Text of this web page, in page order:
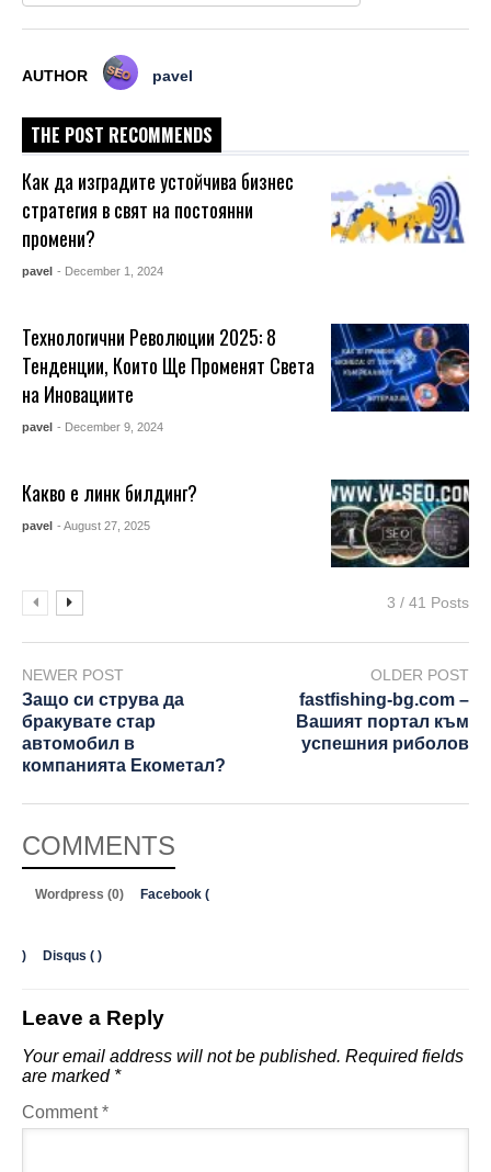
AUTHOR pavel
THE POST RECOMMENDS
Как да изградите устойчива бизнес
стратегия в свят на постоянни
промени?
pavel - December 1, 2024
Технологични Революции 2025: 8
Тенденции, Които Ще Променят Света
на Иновациите
pavel - December 9, 2024
Какво е линк билдинг?
pavel - August 27, 2025
3 / 41 Posts
NEWER POST
Защо си струва да
бракувате стар
автомобил в
компанията Екометал?
OLDER POST
fastfishing-bg.com –
Вашият портал към
успешния риболов
COMMENTS
Wordpress (0) Facebook (
) Disqus ( )
Leave a Reply
Your email address will not be published. Required fields
are marked *
Comment*